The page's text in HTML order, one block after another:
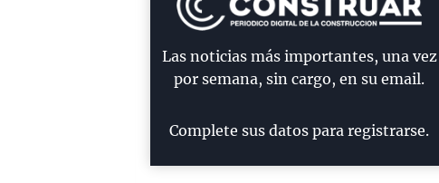
Las noticias más importantes, una vez
por semana, sin cargo, en su email.
Complete sus datos para registrarse.